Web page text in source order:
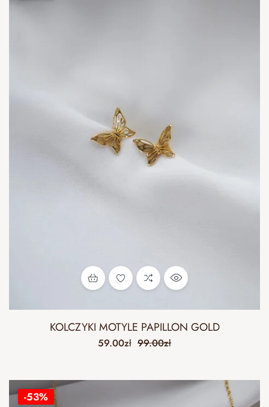
KOLCZYKI MOTYLE PAPILLON GOLD
99.00zł
59.00zł
-53%